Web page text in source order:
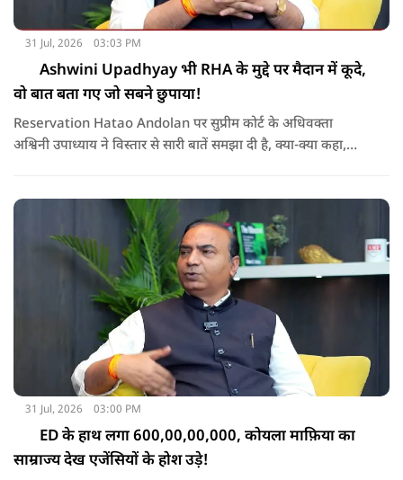
31 Jul, 2026 03:03 PM
Ashwini Upadhyay भी RHA के मुद्दे पर मैदान में कूदे,
वो बात बता गए जो सबने छुपाया!
Reservation Hatao Andolan पर सुप्रीम कोर्ट के अधिवक्ता
अश्विनी उपाध्याय ने विस्तार से सारी बातें समझा दी है, क्या-क्या कहा,
31 Jul, 2026 03:00 PM
ED के हाथ लगा 600,00,00,000, कोयला माफ़िया का
साम्राज्य देख एजेंसियों के होश उड़े!